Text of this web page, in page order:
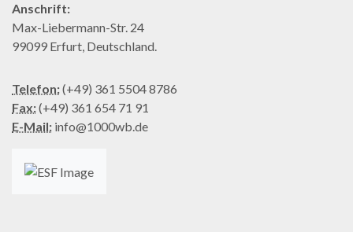
Anschrift:
Max-Liebermann-Str. 24
99099 Erfurt, Deutschland.
Telefon:(+49) 361 5504 8786
Fax:(+49) 361 654 71 91
E-Mail: info@1000wb.de